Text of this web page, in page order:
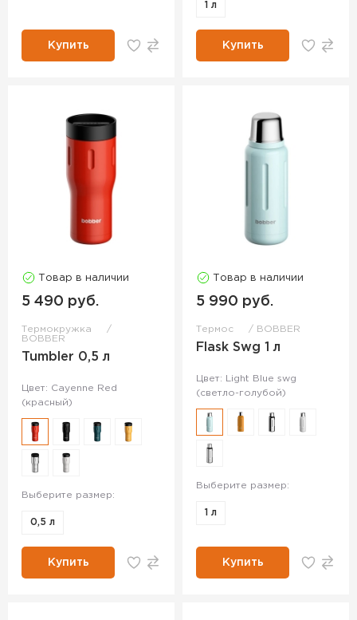
Купить
1 л
Купить
Товар в наличии
5 490 руб.
Термокружка
BOBBER
Tumbler 0,5 л
Цвет: Cayenne Red
(красный)
Выберите размер:
0,5 л
Купить
Товар в наличии
5 990 руб.
Термос BOBBER
Flask Swg 1 л
Цвет: Light Blue swg
(светло-голубой)
Выберите размер:
1 л
Купить